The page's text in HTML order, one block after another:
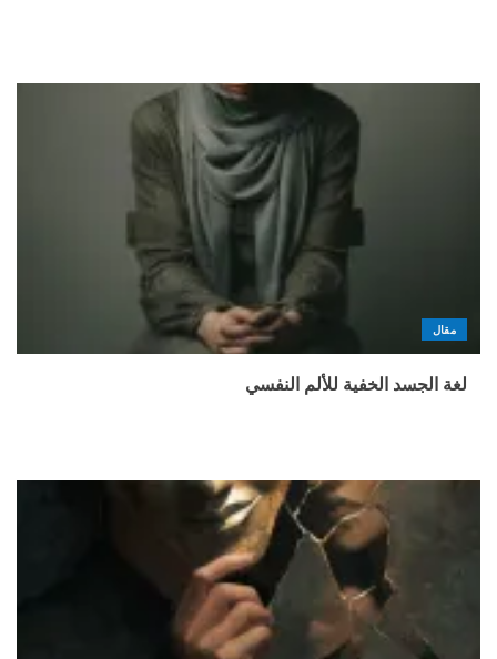
مقال
لغة الجسد الخفية للألم النفسي